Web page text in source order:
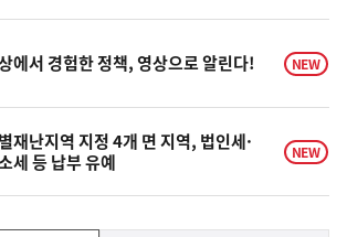
에서 경험한 정책, 영상으로 알린다! NEW
재난지역 지정 4개 면 지역, 법인세·
세 등 납부 유예
NEW